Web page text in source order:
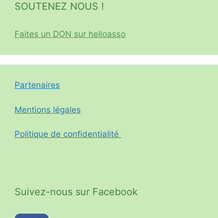
SOUTENEZ NOUS !
Faites un DON sur helloasso
Partenaires
Mentions légales
Politique de confidentialité
Suivez-nous sur Facebook